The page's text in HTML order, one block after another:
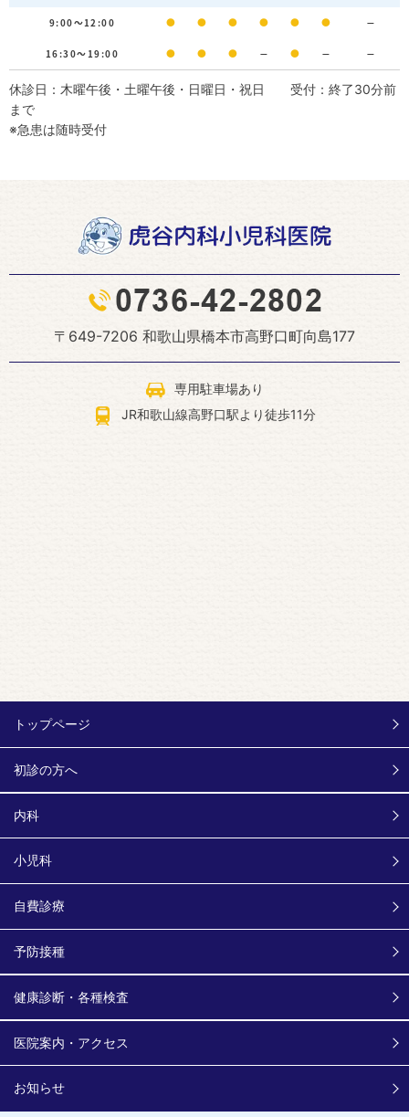
9:00～12:00 ● ● ● ● ● ● －
16:30～19:00 ● ● ● － ● － －
休診日：木曜午後・土曜午後・日曜日・祝日 受付：終了30分前
まで
※急患は随時受付
〒649-7206 和歌山県橋本市高野口町向島177
専用駐車場あり
JR和歌山線高野口駅より徒歩11分
トップページ
初診の方へ
内科
小児科
自費診療
予防接種
健康診断・各種検査
医院案内・アクセス
お知らせ